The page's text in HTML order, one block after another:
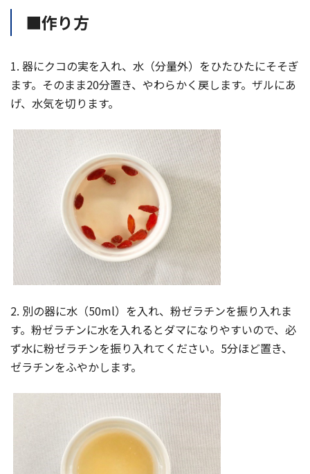
■作り方
1. 器にクコの実を入れ、水（分量外）をひたひたにそそぎ
ます。そのまま20分置き、やわらかく戻します。ザルにあ
げ、水気を切ります。
2. 別の器に水（50ml）を入れ、粉ゼラチンを振り入れま
す。粉ゼラチンに水を入れるとダマになりやすいので、必
ず水に粉ゼラチンを振り入れてください。5分ほど置き、
ゼラチンをふやかします。